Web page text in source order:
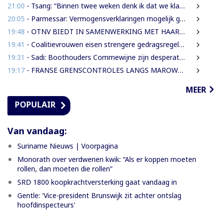
21:00 - Tsang: “Binnen twee weken denk ik dat we klaar moeten zijn met werkzaamheden Domineestraat”
20:05 - Parmessar: Vermogensverklaringen mogelijk geopend bij Anti-corruptie unit
19:48 - OTNV BIEDT IN SAMENWERKING MET HAAR INTERNATIONALE PARTNERS 200 GRATIS STUDIEBEURZEN AAN TECHNISCH TALENT
19:41 - Coalitievrouwen eisen strengere gedragsregels in DNA na uitspraak Van Samson
19:31 - Sadi: Boothouders Commewijne zijn desperate, wachten 6 jaren op tariefaanpassing
19:17 - FRANSE GRENSCONTROLES LANGS MAROWIJNERIVIER WEDEROM FORS AANGESCHERPT
MEER
POPULAIR
Van vandaag:
Suriname Nieuws | Voorpagina
Monorath over verdwenen kwik: “Als er koppen moeten
rollen, dan moeten die rollen”
SRD 1800 koopkrachtversterking gaat vandaag in
Gentle: 'Vice-president Brunswijk zit achter ontslag
hoofdinspecteurs'